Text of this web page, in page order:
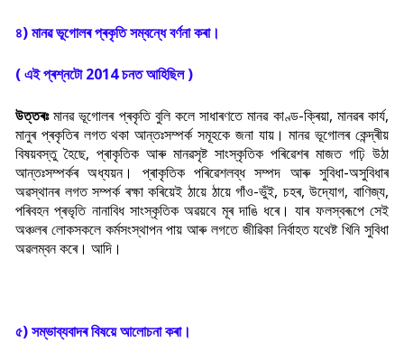
৪) মানৱ ভূগোলৰ প্ৰকৃতি সম্বন্ধে বৰ্ণনা কৰা।
( এই প্ৰশ্নটো 2014 চনত আহিছিল )
উত্তৰঃমানৱ ভূগোলৰ প্ৰকৃতি বুলি কলে সাধাৰণতে মানৱ কাণ্ড-ক্ৰিয়া, মানৱৰ কাৰ্য,
মানুৰ প্ৰকৃতিৰ লগত থকা আন্তঃসম্পৰ্ক সমূহকে জনা যায়। মানৱ ভূগোলৰ কেন্দ্ৰীয়
বিষয়বস্তু হৈছে, প্ৰাকৃতিক আৰু মানৱসৃষ্ট সাংস্কৃতিক পৰিৱেশৰ মাজত গঢ়ি উঠা
আন্তঃসম্পৰ্কৰ অধ্যয়ন। প্ৰাকৃতিক পৰিৱেশলব্ধ সম্পদ আৰু সুবিধা-অসুবিধাৰ
অৱস্থানৰ লগত সম্পৰ্ক ৰক্ষা কৰিয়েই ঠায়ে ঠায়ে গাঁও-ভুঁই, চহৰ, উদ্যোগ, বাণিজ্য,
পৰিবহন প্ৰভৃতি নানাবিধ সাংস্কৃতিক অৱয়বে মূৰ দাঙি ধৰে। যাৰ ফলস্বৰূপে সেই
অঞ্চলৰ লোকসকলে কৰ্মসংস্থাপন পায় আৰু লগতে জীৱিকা নিৰ্বাহত যথেষ্ট খিনি সুবিধা
অৱলম্বন কৰে। আদি।
৫) সম্ভাব্যবাদৰ বিষয়ে আলোচনা কৰা।